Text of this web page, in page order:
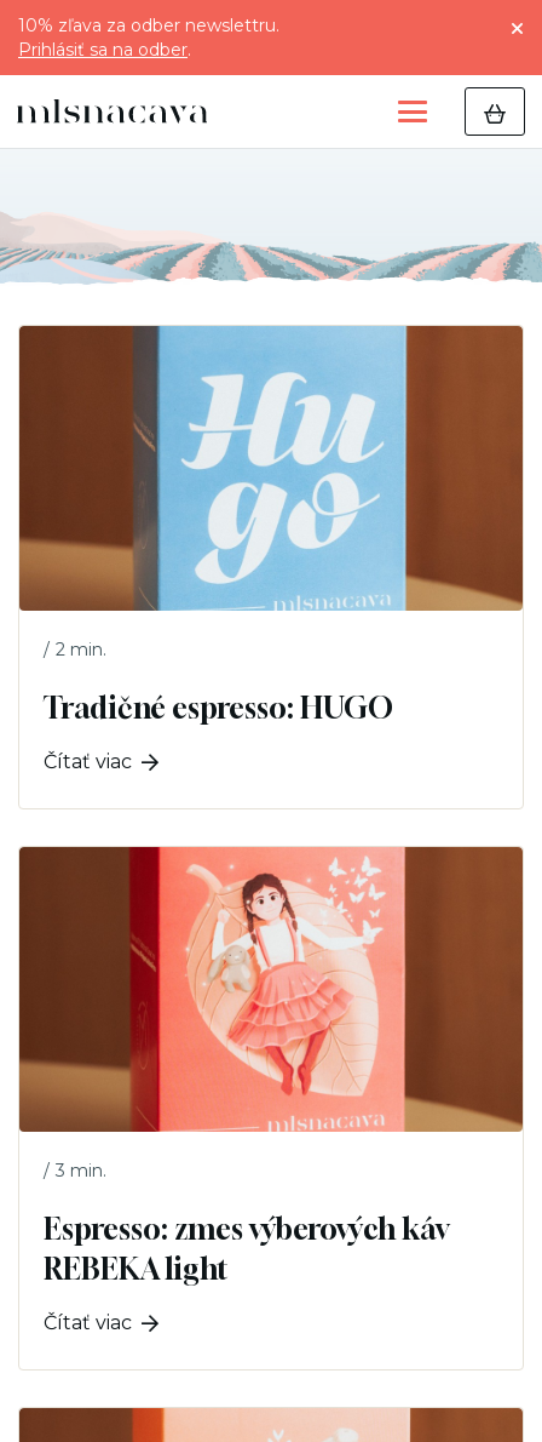
10% zľava za odber newslettru.
Prihlásiť sa na odber.
/ 2 min.
Tradičné espresso: HUGO
Čítať viac
/ 3 min.
Espresso: zmes výberových káv
REBEKA light
Čítať viac